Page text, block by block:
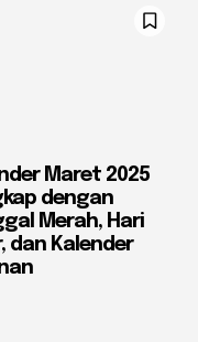
Maret 2025
dengan
Merah, Hari
dan Kalender